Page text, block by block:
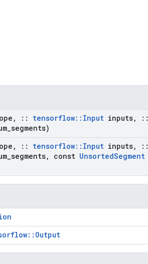
, :: tensorflow:: Input inputs,
::
segments)
, :: tensorflow:: Input inputs,
::
segments, const UnsortedSegment